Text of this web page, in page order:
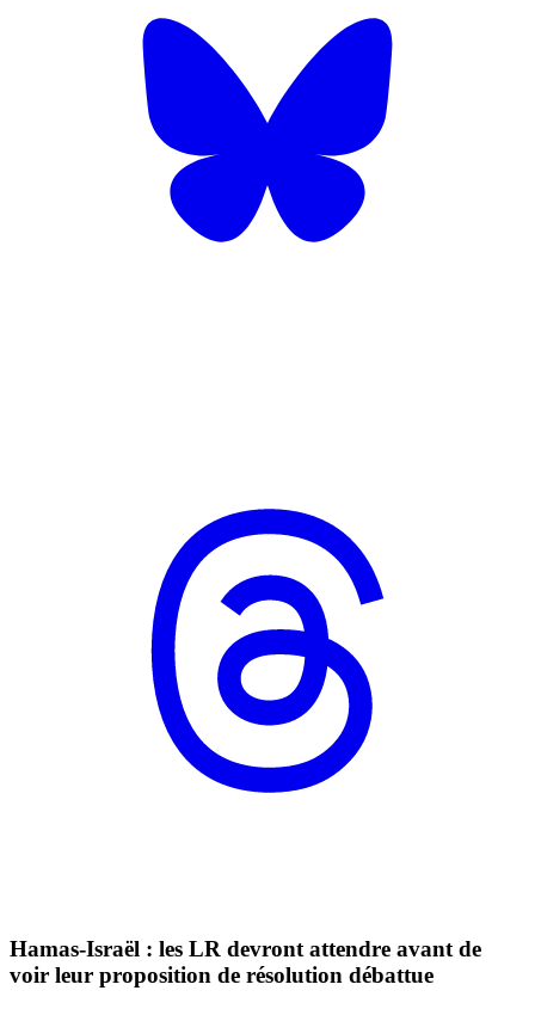
Hamas-Israël : les LR devront attendre avant de
voir leur proposition de résolution débattue